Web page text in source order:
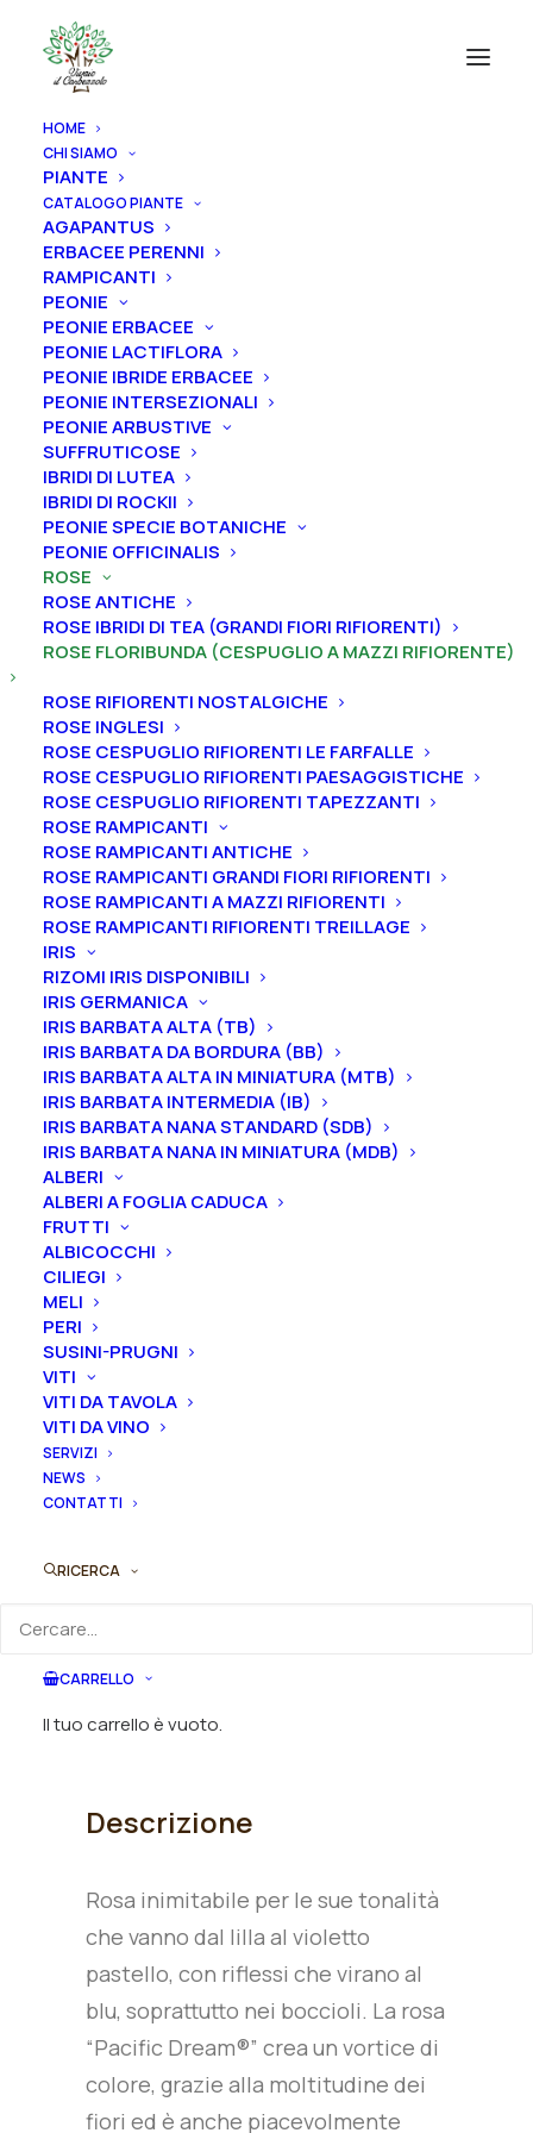
HOME
CHI SIAMO
PIANTE
CATALOGO PIANTE
AGAPANTUS
ERBACEE PERENNI
RAMPICANTI
PEONIE
PEONIE ERBACEE
PEONIE LACTIFLORA
PEONIE IBRIDE ERBACEE
PEONIE INTERSEZIONALI
PEONIE ARBUSTIVE
SUFFRUTICOSE
IBRIDI DI LUTEA
IBRIDI DI ROCKII
PEONIE SPECIE BOTANICHE
PEONIE OFFICINALIS
ROSE
ROSE ANTICHE
ROSE IBRIDI DI TEA (GRANDI FIORI RIFIORENTI)
ROSE FLORIBUNDA (CESPUGLIO A MAZZI RIFIORENTE)
ROSE RIFIORENTI NOSTALGICHE
ROSE INGLESI
ROSE CESPUGLIO RIFIORENTI LE FARFALLE
ROSE CESPUGLIO RIFIORENTI PAESAGGISTICHE
ROSE CESPUGLIO RIFIORENTI TAPEZZANTI
ROSE RAMPICANTI
ROSE RAMPICANTI ANTICHE
ROSE RAMPICANTI GRANDI FIORI RIFIORENTI
ROSE RAMPICANTI A MAZZI RIFIORENTI
ROSE RAMPICANTI RIFIORENTI TREILLAGE
IRIS
RIZOMI IRIS DISPONIBILI
IRIS GERMANICA
IRIS BARBATA ALTA (TB)
IRIS BARBATA DA BORDURA (BB)
IRIS BARBATA ALTA IN MINIATURA (MTB)
IRIS BARBATA INTERMEDIA (IB)
IRIS BARBATA NANA STANDARD (SDB)
IRIS BARBATA NANA IN MINIATURA (MDB)
ALBERI
ALBERI A FOGLIA CADUCA
FRUTTI
ALBICOCCHI
CILIEGI
MELI
PERI
SUSINI-PRUGNI
VITI
VITI DA TAVOLA
VITI DA VINO
SERVIZI
NEWS
CONTATTI
RICERCA
CARRELLO
Il tuo carrello è vuoto.
Home
Rose
Rose floribunda (cespuglio a mazzi rifiorente)
Rosa cespuglio a mazzi rifiorente “Pacific Dream®”
Rosa cespuglio a mazzi
rifiorente “Pacific Dream®”
19,00€
Rosa inimitabile per le sue tonalità che vanno dal lilla
al violetto pastello, con riflessi che virano al blu,
soprattutto nei boccioli.
Rosa
cespuglio
a
mazzi
rifiorente
"Pacific
Dream®"
quantità
Ordina subito questo prodotto!
Puoi acquistare ora questo prodotto contattandoci e
indicando la dimensione del vaso desiderata e la
quantità
SKU
003369
Categorie
Descrizione
Rosa inimitabile per le sue tonalità
che vanno dal lilla al violetto
pastello, con riflessi che virano al
blu, soprattutto nei boccioli. La rosa
“Pacific Dream®” crea un vortice di
colore, grazie alla moltitudine dei
fiori ed è anche piacevolmente